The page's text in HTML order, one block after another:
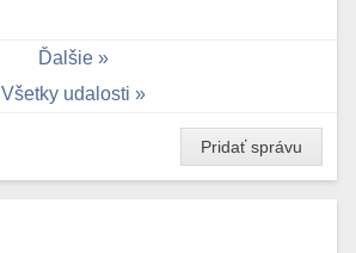
Ďalšie
Všetky udalosti
Pridať správu